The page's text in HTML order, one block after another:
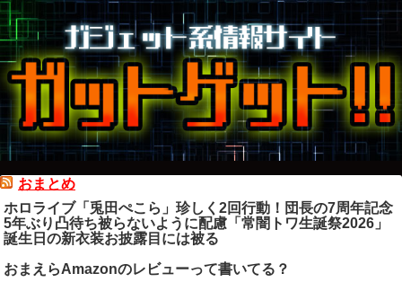
おまとめ
ホロライブ「兎田ぺこら」珍しく2回行動！団長の7周年記念
5年ぶり凸待ち被らないように配慮「常闇トワ生誕祭2026」
誕生日の新衣装お披露目には被る
おまえらAmazonのレビューって書いてる？